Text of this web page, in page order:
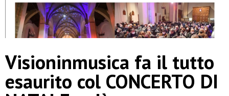
Visioninmusica fa il tutto
esaurito col CONCERTO DI